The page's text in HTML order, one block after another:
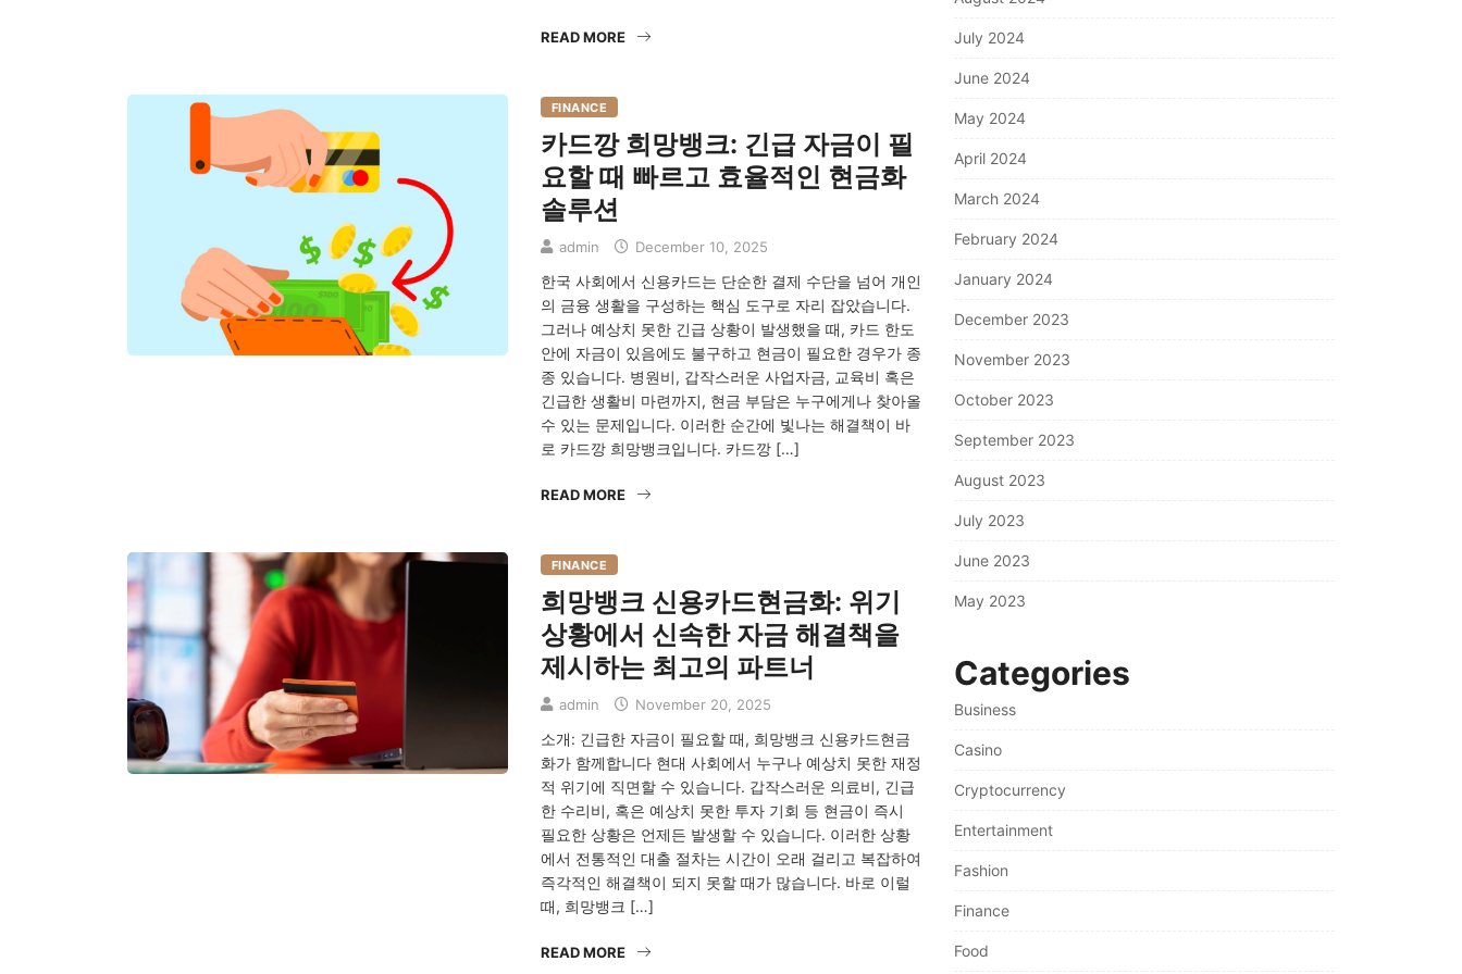
READ MORE
FINANCE
카드깡 희망뱅크: 긴급 자금이 필
요할 때 빠르고 효율적인 현금화
솔루션
admin December 10, 2025
한국 사회에서 신용카드는 단순한 결제 수단을 넘어 개인
의 금융 생활을 구성하는 핵심 도구로 자리 잡았습니다.
그러나 예상치 못한 긴급 상황이 발생했을 때, 카드 한도
안에 자금이 있음에도 불구하고 현금이 필요한 경우가 종
종 있습니다. 병원비, 갑작스러운 사업자금, 교육비 혹은
긴급한 생활비 마련까지, 현금 부담은 누구에게나 찾아올
수 있는 문제입니다. 이러한 순간에 빛나는 해결책이 바
로 카드깡 희망뱅크입니다. 카드깡 […]
READ MORE
FINANCE
희망뱅크 신용카드현금화: 위기
상황에서 신속한 자금 해결책을
제시하는 최고의 파트너
admin November 20, 2025
소개: 긴급한 자금이 필요할 때, 희망뱅크 신용카드현금
화가 함께합니다 현대 사회에서 누구나 예상치 못한 재정
적 위기에 직면할 수 있습니다. 갑작스러운 의료비, 긴급
한 수리비, 혹은 예상치 못한 투자 기회 등 현금이 즉시
필요한 상황은 언제든 발생할 수 있습니다. 이러한 상황
에서 전통적인 대출 절차는 시간이 오래 걸리고 복잡하여
즉각적인 해결책이 되지 못할 때가 많습니다. 바로 이럴
때, 희망뱅크 […]
READ MORE
July 2024
June 2024
May 2024
April 2024
March 2024
February 2024
January 2024
December 2023
November 2023
October 2023
September 2023
August 2023
July 2023
June 2023
May 2023
Categories
Business
Casino
Cryptocurrency
Entertainment
Fashion
Finance
Food